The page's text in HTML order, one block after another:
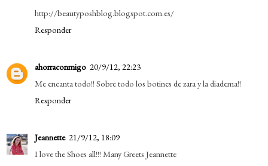
http://beautyposhblog.blogspot.com.es/
Responder
ahorraconmigo 20/9/12, 22:23
Me encanta todo!! Sobre todo los botines de zara y la diadema!!
Responder
Jeannette 21/9/12, 18:09
I love the Shoes all!!! Many Greets Jeannette